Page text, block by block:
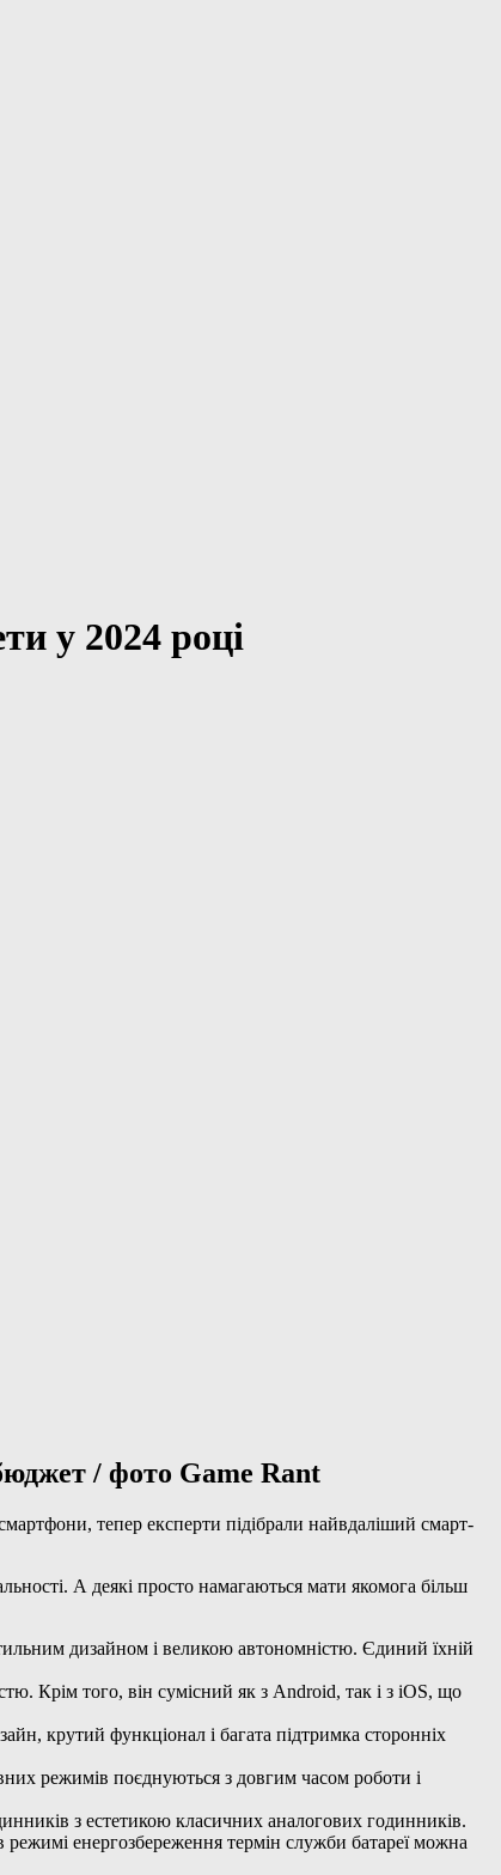
у 2024 році
/ фото Game Rant
тепер експерти підібрали найвдаліший смарт-
А деякі просто намагаються мати якомога більш
дизайном і великою автономністю. Єдиний їхній
Крім того, він сумісний як з Android, так і з iOS, що
крутий функціонал і багата підтримка сторонніх
режимів поєднуються з довгим часом роботи і
з естетикою класичних аналогових годинників.
енергозбереження термін служби батареї можна